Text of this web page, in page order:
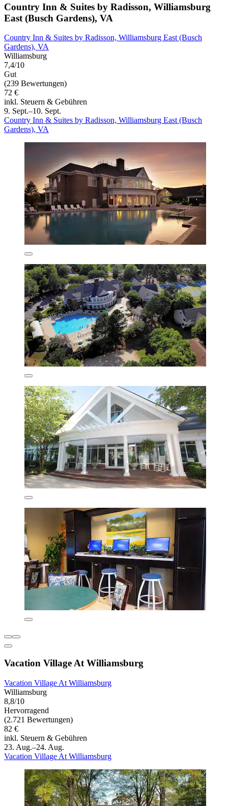
Country Inn & Suites by Radisson, Williamsburg
East (Busch Gardens), VA
Country Inn & Suites by Radisson, Williamsburg East (Busch
Gardens), VA
Williamsburg
7,4/10
Gut
(239 Bewertungen)
72 €
inkl. Steuern & Gebühren
9. Sept.–10. Sept.
Country Inn & Suites by Radisson, Williamsburg East (Busch
Gardens), VA
Vacation Village At Williamsburg
Vacation Village At Williamsburg
Williamsburg
8,8/10
Hervorragend
(2.721 Bewertungen)
82 €
inkl. Steuern & Gebühren
23. Aug.–24. Aug.
Vacation Village At Williamsburg